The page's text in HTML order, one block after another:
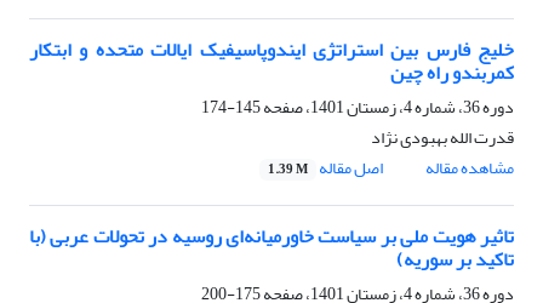
خلیج فارس بین استراتژی ایندوپاسیفیک ایالات متحده و ابتکار
کمربندو راه چین
دوره 36، شماره 4، زمستان 1401، صفحه
145-174
قدرت الله بهبودی نژاد
مشاهده مقاله
اصل مقاله 1.39 M
تاثیر هویت ملی بر سیاست خاورمیانه‌ای روسیه در تحولات عربی (با
تاکید بر سوریه)
دوره 36، شماره 4، زمستان 1401، صفحه
175-200